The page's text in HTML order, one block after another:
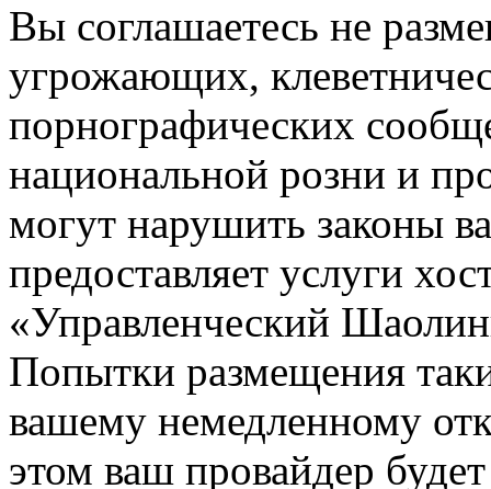
Вы соглашаетесь не
угрожающих,
порнографических
национальной розни и
могут нарушить законы
предоставляет услуги
«Управленческий
Попытки размещения
вашему немедленному
этом ваш провайдер